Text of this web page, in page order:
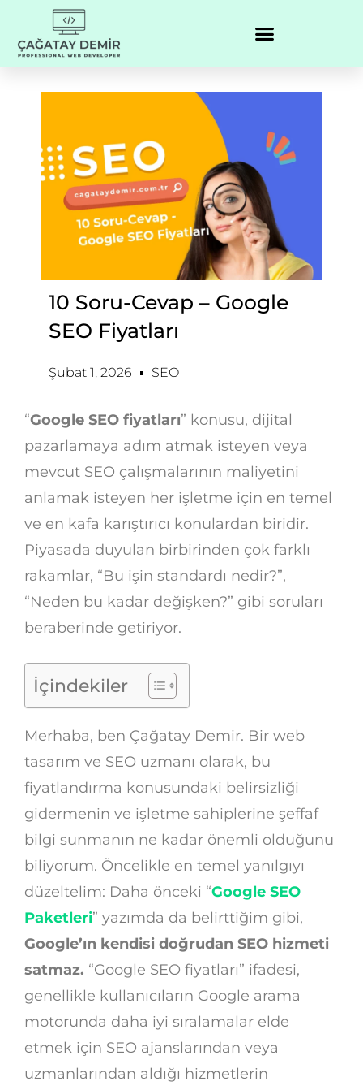
10 Soru-Cevap – Google
SEO Fiyatları
Şubat 1, 2026 SEO
“Google SEO fiyatları” konusu, dijital
pazarlamaya adım atmak isteyen veya
mevcut SEO çalışmalarının maliyetini
anlamak isteyen her işletme için en temel
ve en kafa karıştırıcı konulardan biridir.
Piyasada duyulan birbirinden çok farklı
rakamlar, “Bu işin standardı nedir?”,
“Neden bu kadar değişken?” gibi soruları
beraberinde getiriyor.
İçindekiler
Merhaba, ben Çağatay Demir. Bir web
tasarım ve SEO uzmanı olarak, bu
fiyatlandırma konusundaki belirsizliği
gidermenin ve işletme sahiplerine şeffaf
bilgi sunmanın ne kadar önemli olduğunu
biliyorum. Öncelikle en temel yanılgıyı
düzeltelim: Daha önceki “Google SEO
Paketleri” yazımda da belirttiğim gibi,
Google’ın kendisi doğrudan SEO hizmeti
satmaz. “Google SEO fiyatları” ifadesi,
genellikle kullanıcıların Google arama
motorunda daha iyi sıralamalar elde
etmek için SEO ajanslarından veya
uzmanlarından aldığı hizmetlerin